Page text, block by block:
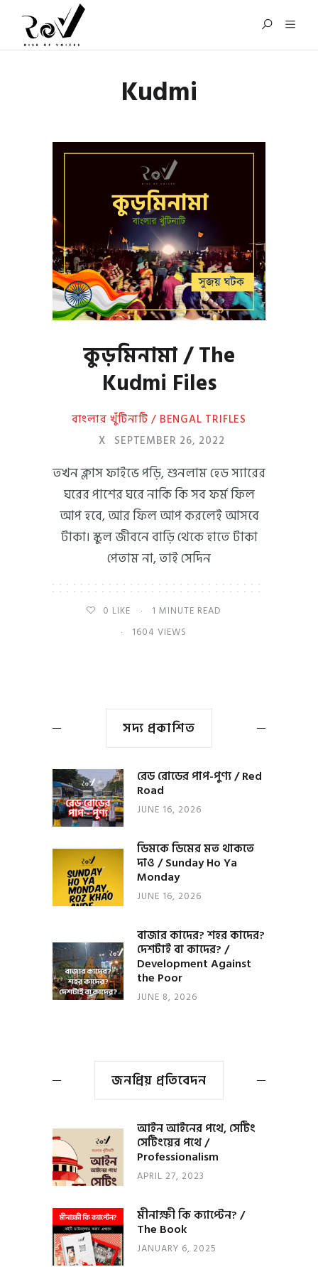
Kudmi
কুড়মিনামা / The
Kudmi Files
বাংলার খুঁটিনাটি / BENGAL TRIFLES
X SEPTEMBER 26, 2022
তখন ক্লাস ফাইভে পড়ি, শুনলাম হেড স্যারের
ঘরের পাশের ঘরে নাকি কি সব ফর্ম ফিল
আপ হবে, আর ফিল আপ করলেই আসবে
টাকা। স্কুল জীবনে বাড়ি থেকে হাতে টাকা
পেতাম না, তাই সেদিন
0 LIKE
1 MINUTE READ
1604 VIEWS
সদ্য প্রকাশিত
রেড রোডের পাপ-পুণ্য / Red
Road
JUNE 16, 2026
ডিমকে ডিমের মত থাকতে
দাও / Sunday Ho Ya
Monday
JUNE 16, 2026
বাজার কাদের? শহর কাদের?
দেশটাই বা কাদের? /
Development Against
the Poor
JUNE 8, 2026
জনপ্রিয় প্রতিবেদন
আইন আইনের পথে, সেটিং
সেটিংয়ের পথে /
Professionalism
APRIL 27, 2023
মীনাক্ষী কি ক্যাপ্টেন? /
The Book
JANUARY 6, 2025